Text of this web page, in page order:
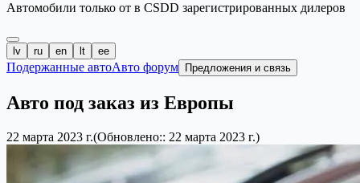
Автомобили только от в CSDD зарегистрированных дилеров
lv ru en lt ee
Подержанные автоАвто форум Предложения и связь
Авто под заказ из Европы
22 марта 2023 г.(Обновлено:: 22 марта 2023 г.)